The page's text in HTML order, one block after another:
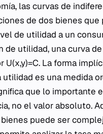
las curvas de
de dos bienes que
de utilidad a un
de utilidad, una curva
U(x,y)=C. La forma
utilidad es una medida
que lo importante
no el valor absoluto.
puede ser